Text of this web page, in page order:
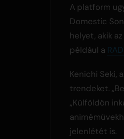
A platform
Domestic
helyet, akik
például a
Kenichi Seki,
trendeket.
„Külföldön
jelenlétét is.